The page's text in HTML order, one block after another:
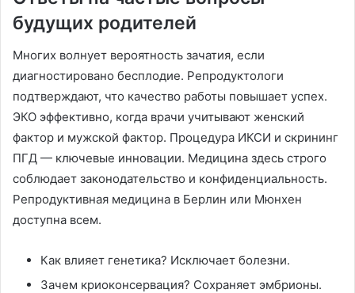
будущих родителей
Многих волнует вероятность зачатия, если
диагностировано бесплодие. Репродуктологи
подтверждают, что качество работы повышает успех.
ЭКО эффективно, когда врачи учитывают женский
фактор и мужской фактор. Процедура ИКСИ и скрининг
ПГД — ключевые инновации. Медицина здесь строго
соблюдает законодательство и конфиденциальность.
Репродуктивная медицина в Берлин или Мюнхен
доступна всем.
Как влияет генетика? Исключает болезни.
Зачем криоконсервация? Сохраняет эмбрионы.